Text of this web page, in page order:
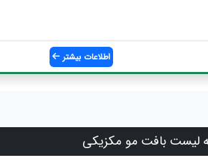
اطلاعات بیشتر
لیست بافت مو مکزیکی